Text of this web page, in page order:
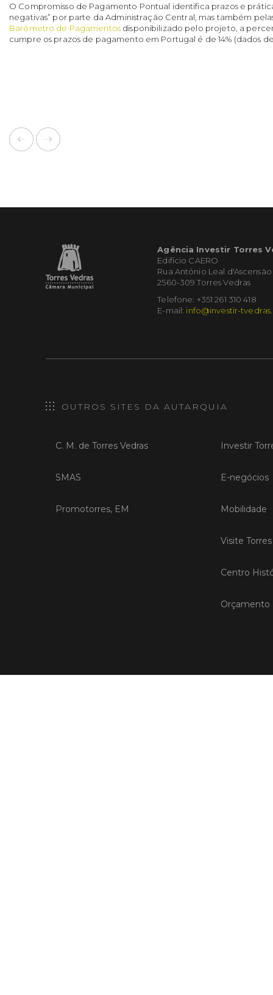
O Compromisso de Pagamento Pontual identifica prazos e
negativas” por parte da Administração Central, mas também
Barómetro de Pagamentos disponibilizado pelo projeto, a
cumpre os prazos de pagamento em Portugal é de 14% (dados
Agência Investir Torres
Edifício CAERO
Rua António Leal d'Ascensão
2560-309 Torres Vedras
Telefone: +351 261 310 418
E-mail: info@investir-
OUTROS SITES DA AUTARQUIA
C. M. de Torres Vedras
SMAS
Promotorres, EM
Investir
E-negócios
Mobilidade
Visite
Centro
Orçamento